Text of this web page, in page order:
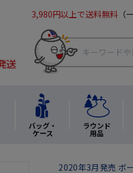
3,980円以上で送料無料
バッグ・
ケース
ラウンド
用品
2020年3月発売 ボ